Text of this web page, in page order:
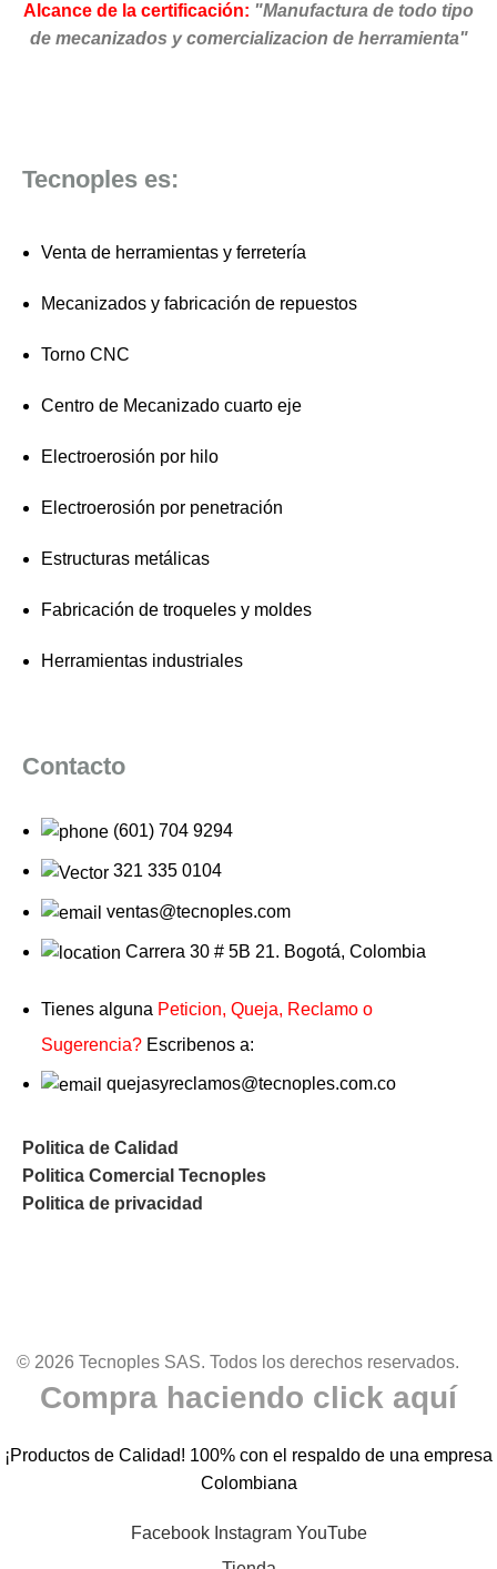
Alcance de la certificación: "Manufactura de todo tipo
de mecanizados y comercializacion de herramienta"
Tecnoples es:
Venta de herramientas y ferretería
Mecanizados y fabricación de repuestos
Torno CNC
Centro de Mecanizado cuarto eje
Electroerosión por hilo
Electroerosión por penetración
Estructuras metálicas
Fabricación de troqueles y moldes
Herramientas industriales
Contacto
(601) 704 9294
321 335 0104
ventas@tecnoples.com
Carrera 30 # 5B 21. Bogotá, Colombia
Tienes alguna Peticion, Queja, Reclamo o
Sugerencia? Escribenos a:
quejasyreclamos@tecnoples.com.co
Politica de Calidad
Politica Comercial Tecnoples
Politica de privacidad
© 2026 Tecnoples SAS. Todos los derechos reservados.
Compra haciendo click aquí
¡Productos de Calidad! 100% con el respaldo de una empresa
Colombiana
Facebook Instagram YouTube